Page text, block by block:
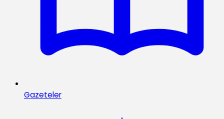
Gazeteler